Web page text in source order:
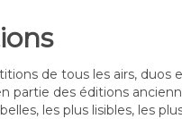
de tous les airs,
partie des éditions
les plus lisibles, les